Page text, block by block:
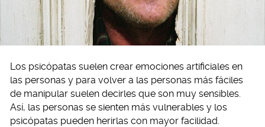
Los psicópatas suelen crear emociones artificiales en
las personas y para volver a las personas más fáciles
de manipular suelen decirles que son muy sensibles.
Así, las personas se sienten más vulnerables y los
psicópatas pueden herirlas con mayor facilidad.